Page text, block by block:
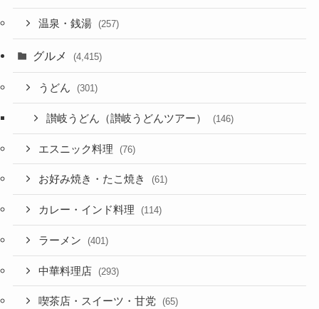
温泉・銭湯 (257)
グルメ (4,415)
うどん (301)
讃岐うどん（讃岐うどんツアー） (146)
エスニック料理 (76)
お好み焼き・たこ焼き (61)
カレー・インド料理 (114)
ラーメン (401)
中華料理店 (293)
喫茶店・スイーツ・甘党 (65)